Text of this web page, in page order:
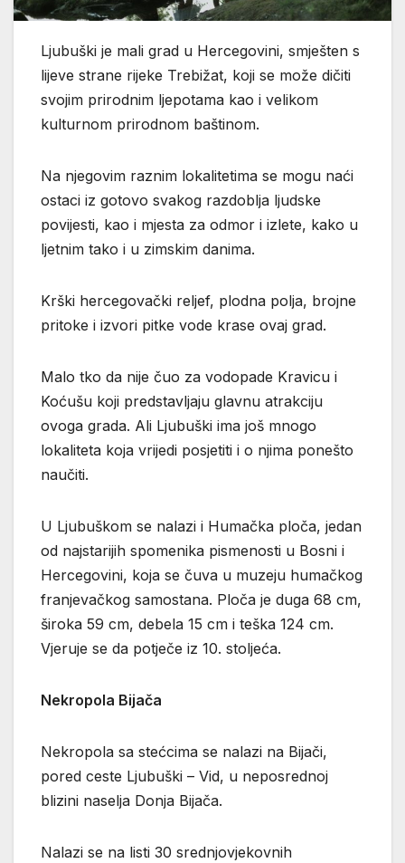
Ljubuški je mali grad u Hercegovini, smješten s
lijeve strane rijeke Trebižat, koji se može dičiti
svojim prirodnim ljepotama kao i velikom
kulturnom prirodnom baštinom.
Na njegovim raznim lokalitetima se mogu naći
ostaci iz gotovo svakog razdoblja ljudske
povijesti, kao i mjesta za odmor i izlete, kako u
ljetnim tako i u zimskim danima.
Krški hercegovački reljef, plodna polja, brojne
pritoke i izvori pitke vode krase ovaj grad.
Malo tko da nije čuo za vodopade Kravicu i
Koćušu koji predstavljaju glavnu atrakciju
ovoga grada. Ali Ljubuški ima još mnogo
lokaliteta koja vrijedi posjetiti i o njima ponešto
naučiti.
U Ljubuškom se nalazi i Humačka ploča, jedan
od najstarijih spomenika pismenosti u Bosni i
Hercegovini, koja se čuva u muzeju humačkog
franjevačkog samostana. Ploča je duga 68 cm,
široka 59 cm, debela 15 cm i teška 124 cm.
Vjeruje se da potječe iz 10. stoljeća.
Nekropola Bijača
Nekropola sa stećcima se nalazi na Bijači,
pored ceste Ljubuški – Vid, u neposrednoj
blizini naselja Donja Bijača.
Nalazi se na listi 30 srednjovjekovnih